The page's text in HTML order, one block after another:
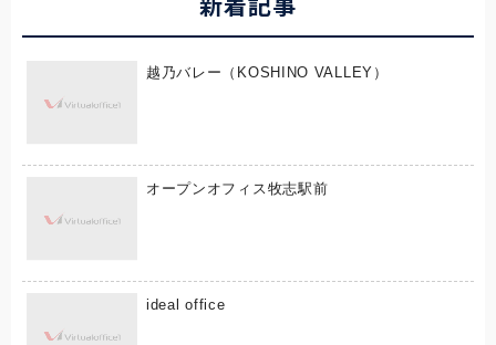
越乃バレー（KOSHINO VALLEY）
オープンオフィス牧志駅前
ideal office